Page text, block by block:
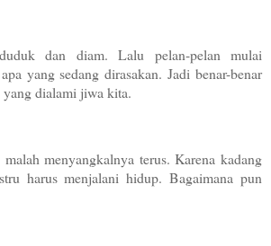
dan diam. Lalu pelan-pelan mulai
yang sedang dirasakan. Jadi benar-benar
yang dialami jiwa kita.
menyangkalnya terus. Karena kadang
harus menjalani hidup. Bagaimana pun